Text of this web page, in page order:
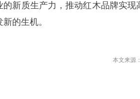
的新质生产力，推动红木品牌实
的生机。
本文来源